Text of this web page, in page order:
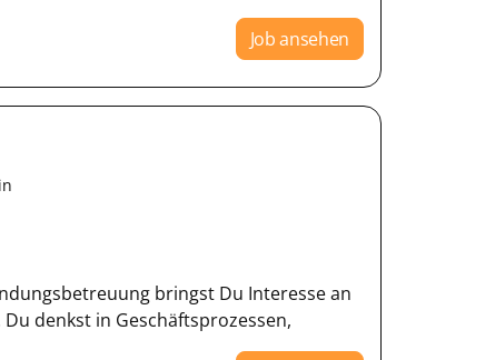
Job ansehen
bringst Du Interesse an
denkst in Geschäftsprozessen,